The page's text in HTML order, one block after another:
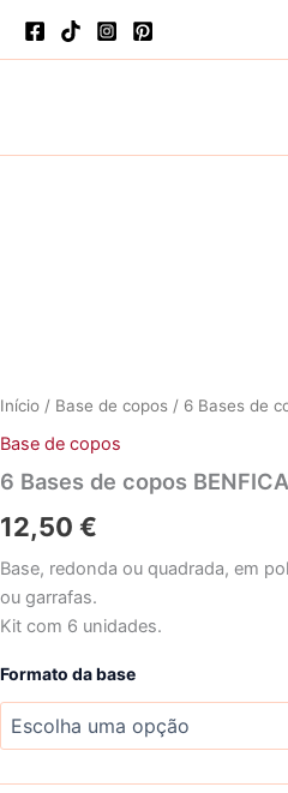
Início / Base de copos / 6 Bases de
Base de copos
6 Bases de copos BENFICA
12,50 €
Base, redonda ou quadrada, em
ou garrafas.
Kit com 6 unidades.
Formato da base